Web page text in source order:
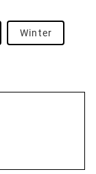
Winter